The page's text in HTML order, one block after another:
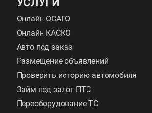
УСЛУГИ
Онлайн ОСАГО
Онлайн КАСКО
Авто под заказ
Размещение объявлений
Проверить историю автомобиля
Займ под залог ПТС
Переоборудование ТС